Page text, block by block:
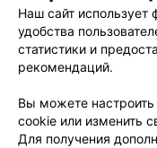
Наш сайт использует
удобства
статистики и
рекомендаций.
Вы можете
cookie или изменить
Для получения